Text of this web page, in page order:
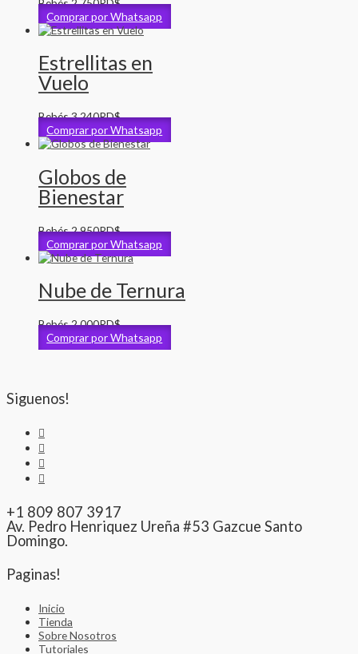
Comprar por Whatsapp
Estrellitas en
Vuelo
Bebés3,240RD$
Comprar por Whatsapp
Globos de
Bienestar
Bebés2,950RD$
Comprar por Whatsapp
Nube de Ternura
Bebés2,000RD$
Comprar por Whatsapp
Siguenos!
+1 809 807 3917
Av. Pedro Henriquez Ureña #53 Gazcue Santo
Domingo.
Paginas!
Inicio
Tienda
Sobre Nosotros
Tutoriales